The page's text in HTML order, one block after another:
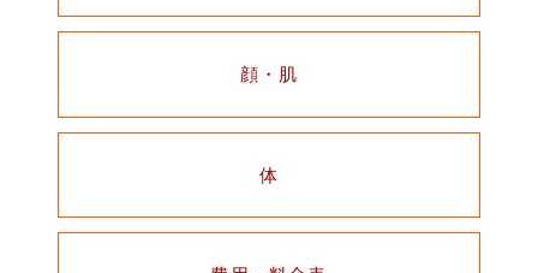
顔・肌
体